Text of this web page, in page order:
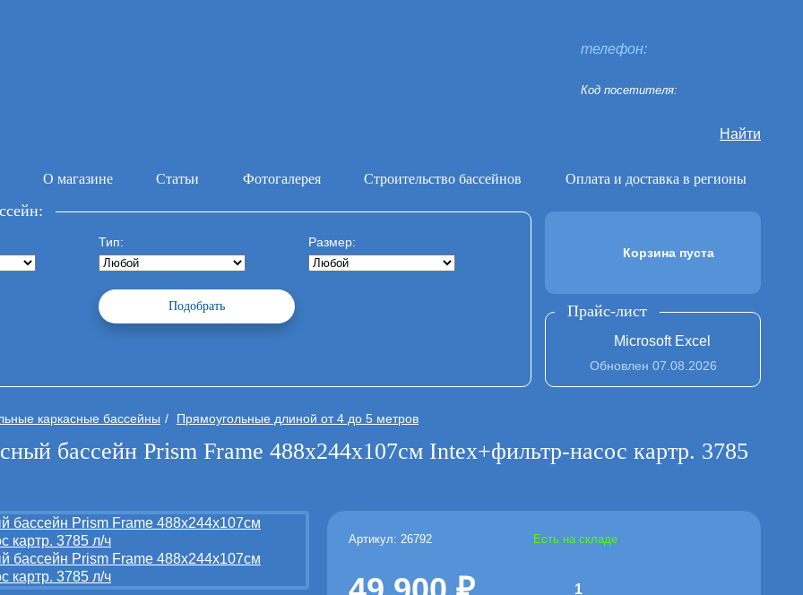
телефон:
Код посетителя:
Найти
О магазине Статьи Фотогалерея Строительство бассейнов Оплата и доставка в регионы
Тип: Размер:
Корзина пуста
Прайс-лист
Microsoft Excel
Обновлен 07.08.2026
каркасные бассейны Прямоугольные длиной от 4 до 5 метров
бассейн Prism Frame 488х244х107см Intex+фильтр-насос картр. 3785
Артикул: 26792 Есть на складе
1